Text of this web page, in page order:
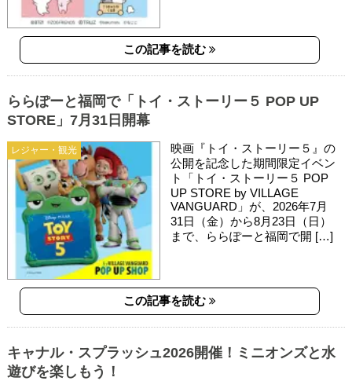
この記事を読む
レジャー・観光
ららぽーと福岡で「トイ・ストーリー５ POP UP
STORE」7月31日開幕
映画『トイ・ストーリー５』の
公開を記念した期間限定イベン
ト「トイ・ストーリー５ POP
UP STORE by VILLAGE
VANGUARD」が、2026年7月
31日（金）から8月23日（日）
まで、ららぽーと福岡で開 […]
この記事を読む
キャナル・スプラッシュ2026開催！ミニオンズと水
遊びを楽しもう！